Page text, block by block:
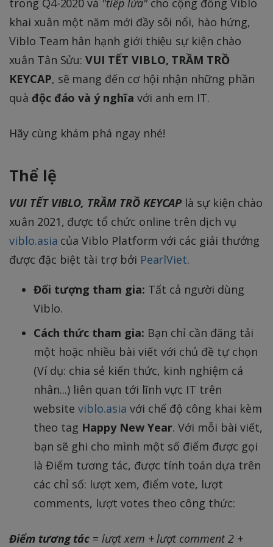
trong Q4-2020 và "tiếp lửa"cho cộng đồng Viblo
khai xuân một năm mới đầy sôi nổi, hào hứng,
Viblo Team hân hạnh giới thiệu sự kiện chào
xuân Tân Sửu:VUI TẾT VIBLO, TRẦM TRỒ
KEYCAP, sẽ mang đến cơ hội nhận những phần
quà độc đáo và ý nghĩa với anh em IT.
Hãy cùng khám phá ngay nhé!
Thể lệ
VUI TẾT VIBLO, TRẦM TRỒ KEYCAP là sự kiện chào
xuân 2021, được tổ chức online trên dịch vụ
viblo.asia của Viblo Platform với các giải thưởng
được đặc biệt tài trợ bởi PearlViet.
Đối tượng tham gia: Tất cả người dùng
Viblo.
Cách thức tham gia: Bạn chỉ cần đăng tải
một hoặc nhiều bài viết với chủ đề tự chọn
(Ví dụ: chia sẻ kiến thức, kinh nghiệm cá
nhân...) liên quan tới lĩnh vực IT trên
website viblo.asia với chế độ công khai kèm
theo tag Happy New Year. Với mỗi bài viết,
bạn sẽ ghi cho mình một số điểm được gọi
là Điểm tương tác, được tính toán dựa trên
các chỉ số: lượt xem, điểm vote, lượt
comments, lượt votes theo công thức:
Điểm tương tác =lượt xem + lượt comment 2 +